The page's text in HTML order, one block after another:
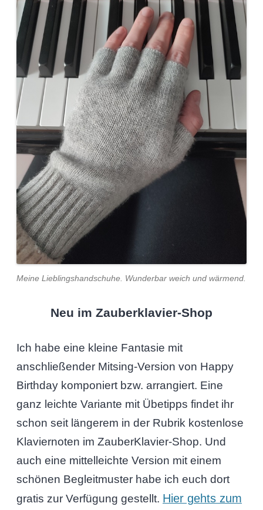
Meine Lieblingshandschuhe. Wunderbar weich und wärmend.
Neu im Zauberklavier-Shop
Ich habe eine kleine Fantasie mit
anschließender Mitsing-Version von Happy
Birthday komponiert bzw. arrangiert. Eine
ganz leichte Variante mit Übetipps findet ihr
schon seit längerem in der Rubrik kostenlose
Klaviernoten im ZauberKlavier-Shop. Und
auch eine mittelleichte Version mit einem
schönen Begleitmuster habe ich euch dort
gratis zur Verfügung gestellt. Hier gehts zum